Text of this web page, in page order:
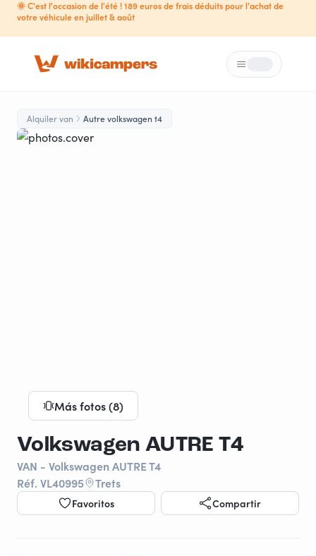
🌞 C'est l'occasion de l'été ! 189 euros de frais déduits pour l'achat de
votre véhicule en juillet & août
Loading...
Alquiler van Autre volkswagen t4
Más fotos (8)
Volkswagen AUTRE T4
VAN - Volkswagen AUTRE T4
Réf. VL40995
Trets
Favoritos Compartir